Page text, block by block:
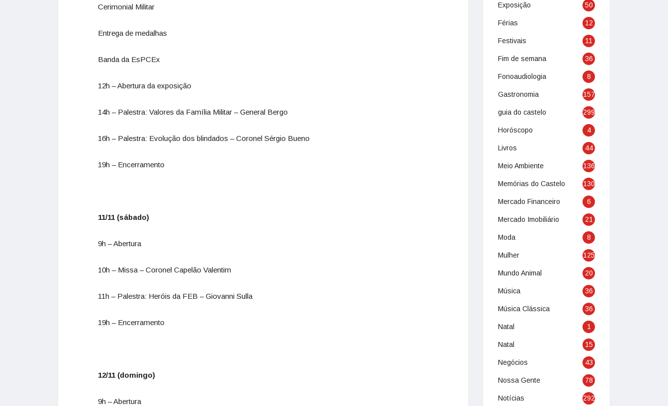
Cerimonial Militar
Entrega de medalhas
Banda da EsPCEx
12h – Abertura da exposição
14h – Palestra: Valores da Família Militar – General Bergo
16h – Palestra: Evolução dos blindados – Coronel Sérgio Bueno
19h – Encerramento
11/11 (sábado)
9h – Abertura
10h – Missa – Coronel Capelão Valentim
11h – Palestra: Heróis da FEB – Giovanni Sulla
19h – Encerramento
12/11 (domingo)
9h – Abertura
Exposição 50
Férias 12
Festivais 11
Fim de semana 36
Fonoaudiologia 8
Gastronomia 157
guia do castelo 299
Horóscopo 4
Livros 44
Meio Ambiente 136
Memórias do Castelo 130
Mercado Financeiro 6
Mercado Imobiliário 21
Moda 8
Mulher 125
Mundo Animal 20
Música 36
Música Clássica 36
Natal 1
Natal 15
Negócios 43
Nossa Gente 78
Notícias 292